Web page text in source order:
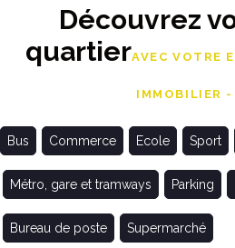
Découvrez
quartierAVEC VOTRE
IMMOBILIER -
Bus Commerce Ecole Sport
Métro, gare et tramways Parking
Bureau de poste Supermarché